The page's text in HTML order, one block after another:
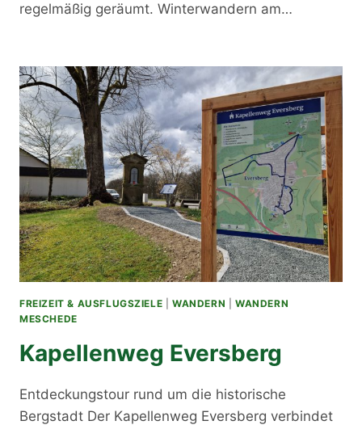
regelmäßig geräumt. Winterwandern am…
FREIZEIT & AUSFLUGSZIELE |WANDERN |WANDERN
MESCHEDE
Kapellenweg Eversberg
Entdeckungstour rund um die historische
Bergstadt Der Kapellenweg Eversberg verbindet